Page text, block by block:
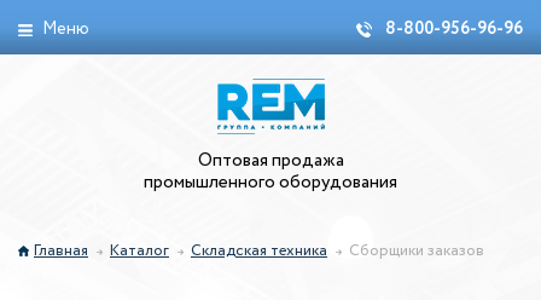
Меню 8-800-956-96-96
Оптовая продажа
промышленного оборудования
Главная Каталог Складская техника Сборщики заказов